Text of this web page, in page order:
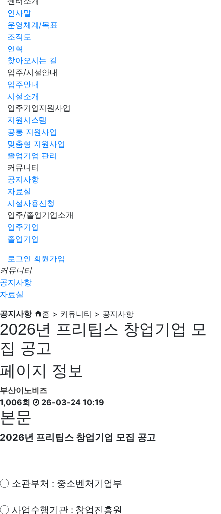
인사말
운영체계/목표
조직도
연혁
찾아오시는 길
입주/시설안내
입주안내
시설소개
입주기업지원사업
지원시스템
공통 지원사업
맞춤형 지원사업
졸업기업 관리
커뮤니티
공지사항
자료실
시설사용신청
입주/졸업기업소개
입주기업
졸업기업
로그인 회원가입
커뮤니티
공지사항
자료실
공지사항
홈 > 커뮤니티 > 공지사항
2026년 프리팁스 창업기업 모
집 공고
페이지 정보
부산이노비즈
1,006회
26-03-24 10:19
본문
2026년 프리팁스 창업기업 모집 공고
◯ 소관부처 : 중소벤처기업부
◯ 사업수행기관 : 창업진흥원